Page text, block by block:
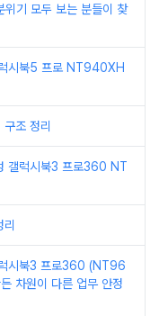
기 모두 보는 분들이 찾
시북5 프로 NT940XH
조 정리
갤럭시북3 프로360 NT
시북3 프로360 (NT96
차원이 다른 업무 안정